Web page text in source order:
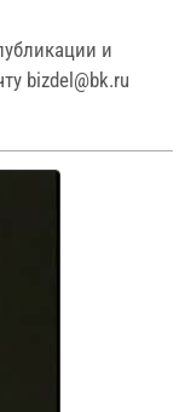
и
bizdel@bk.ru